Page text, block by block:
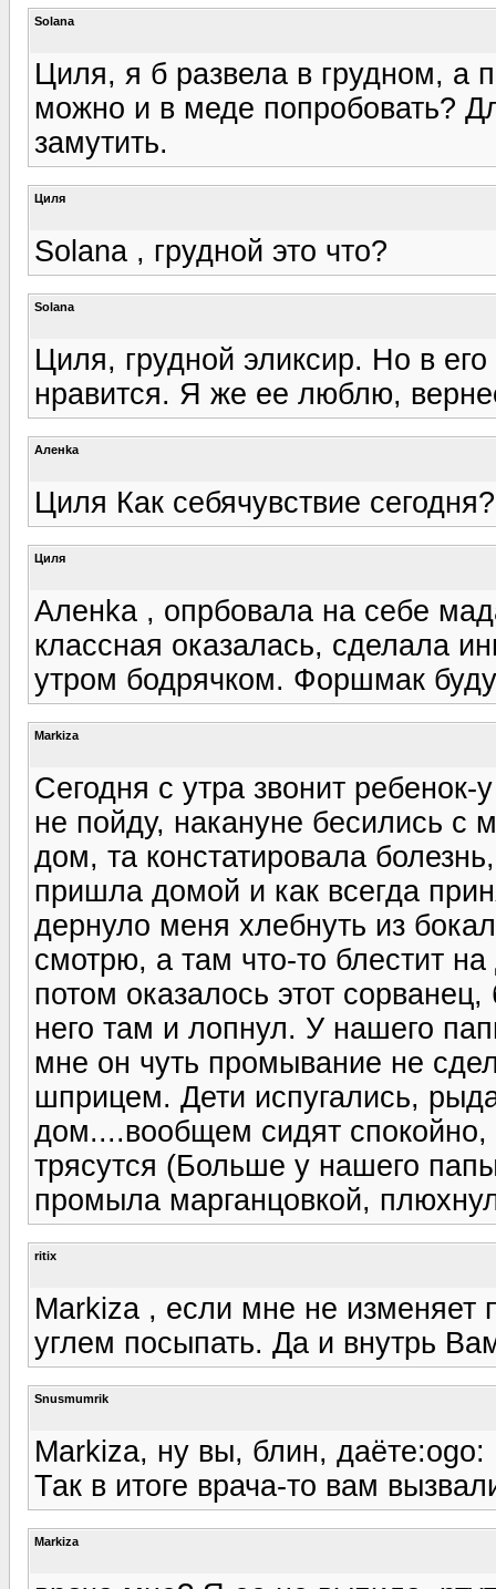
Solana
Циля, я б развела в грудном, а
можно и в меде попробовать?
замутить.
Циля
Solana , грудной это что?
Solana
Циля, грудной эликсир. Но в
нравится. Я же ее люблю,
Аленka
Циля Как себячувствие сегодня?
Циля
Аленka , опрбовала на себе
классная оказалась, сделала
утром бодрячком. Форшмак
Markiza
Сегодня с утра звонит
не пойду, накануне бесились с
дом, та констатировала
пришла домой и как всегда
дернуло меня хлебнуть из
смотрю, а там что-то блестит
потом оказалось этот
него там и лопнул. У нашего
мне он чуть промывание не
шприцем. Дети испугались,
дом....вообщем сидят спокойно,
трясутся (Больше у нашего
промыла марганцовкой,
ritix
Markiza , если мне не изменяет
углем посыпать. Да и внутрь
Snusmumrik
Markiza, ну вы, блин, даёте:ogo:
Так в итоге врача-то вам
Markiza